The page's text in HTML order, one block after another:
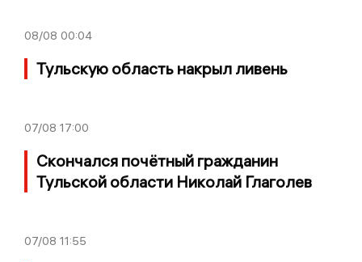
08/08 00:04
Тульскую область накрыл ливень
07/08 17:00
Скончался почётный гражданин
Тульской области Николай Глаголев
07/08 11:55